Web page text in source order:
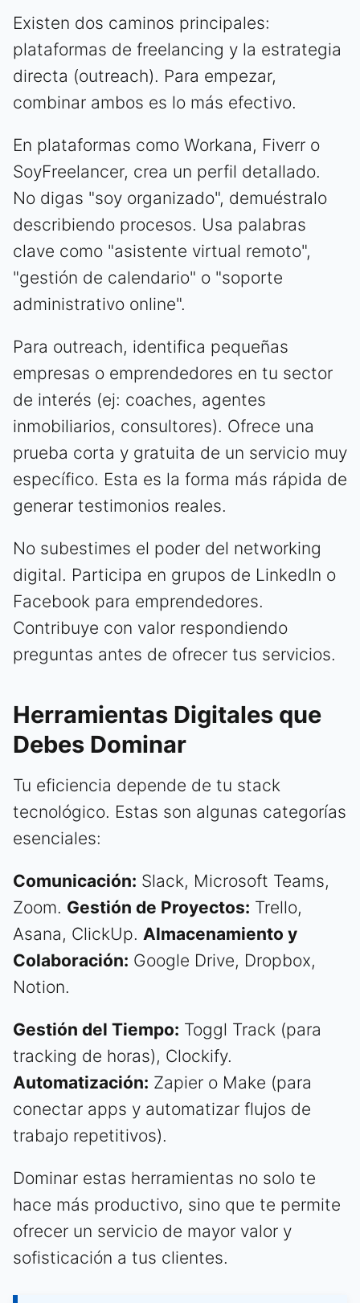
Existen dos caminos principales:
plataformas de freelancing y la estrategia
directa (outreach). Para empezar,
combinar ambos es lo más efectivo.
En plataformas como Workana, Fiverr o
SoyFreelancer, crea un perfil detallado.
No digas "soy organizado", demuéstralo
describiendo procesos. Usa palabras
clave como "asistente virtual remoto",
"gestión de calendario" o "soporte
administrativo online".
Para outreach, identifica pequeñas
empresas o emprendedores en tu sector
de interés (ej: coaches, agentes
inmobiliarios, consultores). Ofrece una
prueba corta y gratuita de un servicio muy
específico. Esta es la forma más rápida de
generar testimonios reales.
No subestimes el poder del networking
digital. Participa en grupos de LinkedIn o
Facebook para emprendedores.
Contribuye con valor respondiendo
preguntas antes de ofrecer tus servicios.
Herramientas Digitales que
Debes Dominar
Tu eficiencia depende de tu stack
tecnológico. Estas son algunas categorías
esenciales:
Comunicación: Slack, Microsoft Teams,
Zoom. Gestión de Proyectos: Trello,
Asana, ClickUp. Almacenamiento y
Colaboración: Google Drive, Dropbox,
Notion.
Gestión del Tiempo: Toggl Track (para
tracking de horas), Clockify.
Automatización: Zapier o Make (para
conectar apps y automatizar flujos de
trabajo repetitivos).
Dominar estas herramientas no solo te
hace más productivo, sino que te permite
ofrecer un servicio de mayor valor y
sofisticación a tus clientes.